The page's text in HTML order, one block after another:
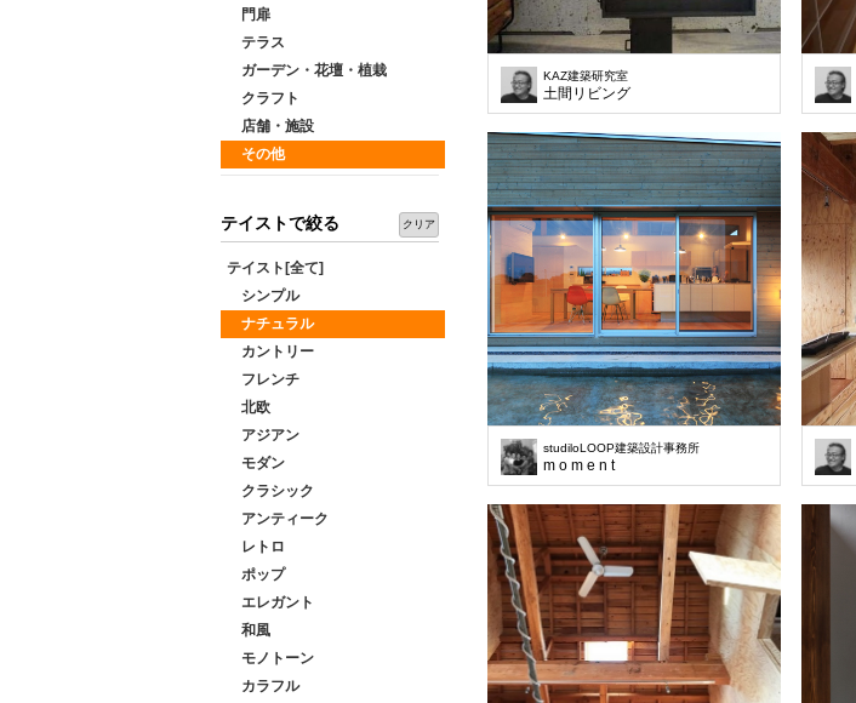
門扉
テラス
ガーデン・花壇・植栽
クラフト
店舗・施設
その他
テイストで絞る クリア
テイスト[全て]
シンプル
ナチュラル
カントリー
フレンチ
北欧
アジアン
モダン
クラシック
アンティーク
レトロ
ポップ
エレガント
和風
モノトーン
カラフル
KAZ建築研究室
土間リビング
studiloLOOP建築設計事務所
m o m e n t